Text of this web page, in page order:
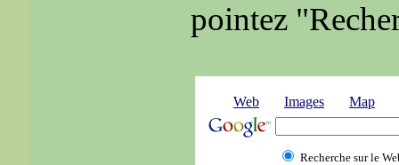
pointez
Web Images Map
Recherche sur le